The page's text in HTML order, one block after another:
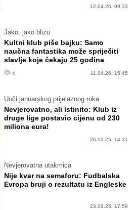
12.04.26. 09:33
Jako, jako blizu
Kultni klub piše bajku: Samo
naučna fantastika može spriječiti
slavlje koje čekaju 25 godina
4 11.04.26. 15:45
Uoči januarskog prijelaznog roka
Nevjerovatno, ali istinito: Klub iz
druge lige postavio cijenu od 230
miliona eura!
26.12.25. 14:31
Nevjerovatna utakmica
Nije kvar na semaforu: Fudbalska
Evropa bruji o rezultatu iz Engleske
23.08.25. 17:59